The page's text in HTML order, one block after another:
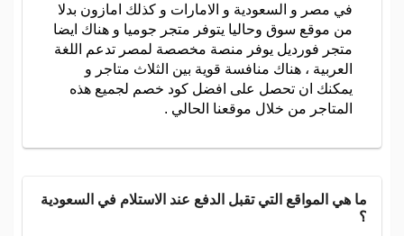
في مصر و السعودية و الامارات و كذلك امازون بدلا
من موقع سوق وحاليا يتوفر متجر جوميا و هناك ايضا
متجر فورديل يوفر منصة مخصصة لمصر تدعم اللغة
العربية ، هناك منافسة قوية بين الثلاث متاجر و
يمكنك ان تحصل على افضل كود خصم لجميع هذه
المتاجر من خلال موقعنا الحالي .
ما هي المواقع التي تقبل الدفع عند الاستلام في السعودية
؟